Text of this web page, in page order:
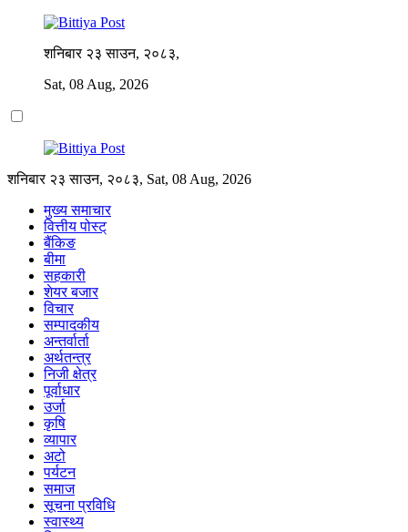
शनिबार २३ साउन, २०८३,
Sat, 08 Aug, 2026
शनिबार २३ साउन, २०८३, Sat, 08 Aug, 2026
मुख्य समाचार
वित्तीय पोस्ट्
बैंकिङ
बीमा
सहकारी
शेयर बजार
विचार
सम्पादकीय
अन्तर्वार्ता
अर्थतन्त्र
निजी क्षेत्र
पूर्वाधार
उर्जा
कृषि
व्यापार
अटो
पर्यटन
समाज
सूचना प्रविधि
स्वास्थ्य